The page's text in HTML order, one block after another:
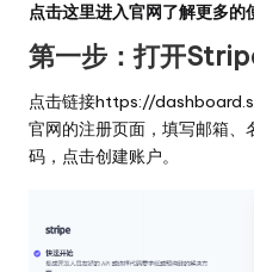
点击这里进入官网了解更多的
第一步：打开
点击链接https://
官网的注册页面，填写邮箱
码，点击创建账户。